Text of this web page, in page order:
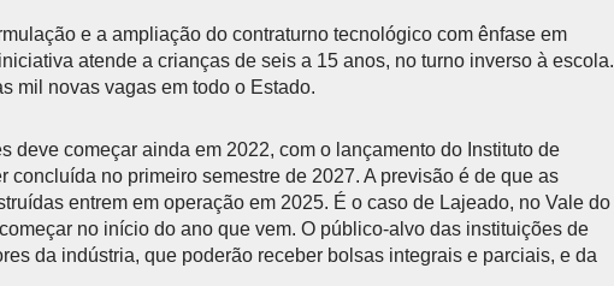
e a ampliação do contraturno tecnológico com ênfase em
atende a crianças de seis a 15 anos, no turno inverso à escola.
mil novas vagas em todo o Estado.
deve começar ainda em 2022, com o lançamento do Instituto de
concluída no primeiro semestre de 2027. A previsão é de que as
entrem em operação em 2025. É o caso de Lajeado, no Vale do
no início do ano que vem. O público-alvo das instituições de
da indústria, que poderão receber bolsas integrais e parciais, e da